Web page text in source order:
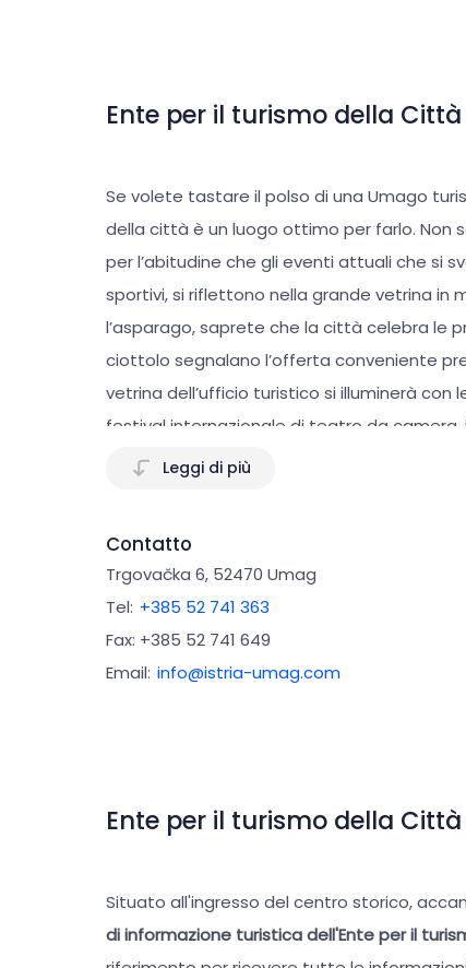
Ente per il turismo della
Se volete tastare il polso di una Umago
della città è un luogo ottimo per farlo. Non
per l’abitudine che gli eventi attuali che si
sportivi, si riflettono nella grande vetrina in
l’asparago, saprete che la città celebra le
ciottolo segnalano l’offerta conveniente
vetrina dell’ufficio turistico si illuminerà con
festival internazionale di teatro da
sportivi diversi lasceranno il proprio timbro
una risposta alla vostra domanda, non
direttore generale ed efficiente dell'ufficio.
mondo. L’accesso è adattato alle persone
Leggi di più
Contatto
Trgovačka 6, 52470 Umag
Tel: +385 52 741 363
Fax: +385 52 741 649
Email: info@istria-umag.com
Ente per il turismo della
Situato all'ingresso del centro storico,
di informazione turistica dell'Ente per il